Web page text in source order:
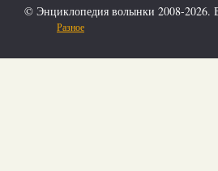
© Энциклопедия волынки 2008-2026.
Разное